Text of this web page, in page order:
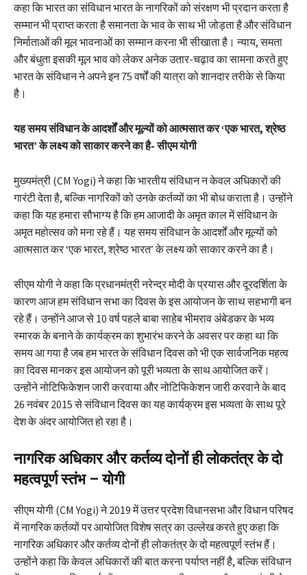
कहा कि भारत का संविधान भारत के नागरिकों को संरक्षण भी प्रदान करता है
सम्मान भी प्राप्त करता है समानता के भाव के साथ भी जोड़ता है और संविधान
निर्माताओं की मूल भावनाओं का सम्मान करना भी सीखाता है। न्याय, समता
और बंधुता इसकी मूल भाव को लेकर अनेक उतार-चढ़ाव का सामना करते हुए
भारत के संविधान ने अपने इन 75 वर्षों की यात्रा को शानदार तरीके से किया
है।
यह समय संविधान के आदर्शों और मूल्यों को आत्मसात कर ‘एक भारत, श्रेष्ठ
भारत’ के लक्ष्य को साकार करने का है- सीएम योगी
मुख्यमंत्री (CM Yogi) ने कहा कि भारतीय संविधान न केवल अधिकारों की
गारंटी देता है, बल्कि नागरिकों को उनके कर्तव्यों का भी बोध कराता है। उन्होंने
कहा कि यह हमारा सौभाग्य है कि हम आजादी के अमृत काल में संविधान के
अमृत महोत्सव को मना रहे हैं। यह समय संविधान के आदर्शों और मूल्यों को
आत्मसात कर ‘एक भारत, श्रेष्ठ भारत’ के लक्ष्य को साकार करने का है।
सीएम योगी ने कहा कि प्रधानमंत्री नरेन्द्र मोदी के प्रयास और दूरदर्शिता के
कारण आज हम संविधान सभा का दिवस के इस आयोजन के साथ सहभागी बन
रहे हैं। उन्होंने आज से 10 वर्ष पहले बाबा साहेब भीमराव अंबेडकर के भव्य
स्मारक के बनाने के कार्यक्रम का शुभारंभ करने के अवसर पर कहा था कि
समय आ गया है जब हम भारत के संविधान दिवस को भी एक सार्वजनिक महत्व
का दिवस मानकर इस आयोजन को पूरी भव्यता के साथ आयोजित करें।
उन्होंने नोटिफिकेशन जारी करवाया और नोटिफिकेशन जारी करवाने के बाद
26 नवंबर 2015 से संविधान दिवस का यह कार्यक्रम इस भव्यता के साथ पूरे
देश के अंदर आयोजित हो रहा है।
नागरिक अधिकार और कर्तव्य दोनों ही लोकतंत्र के दो
महत्वपूर्ण स्तंभ – योगी
सीएम योगी (CM Yogi) ने 2019 में उत्तर प्रदेश विधानसभा और विधान परिषद
में नागरिक कर्तव्यों पर आयोजित विशेष सत्र का उल्लेख करते हुए कहा कि
नागरिक अधिकार और कर्तव्य दोनों ही लोकतंत्र के दो महत्वपूर्ण स्तंभ हैं।
उन्होंने कहा कि केवल अधिकारों की बात करना पर्याप्त नहीं है, बल्कि संविधान